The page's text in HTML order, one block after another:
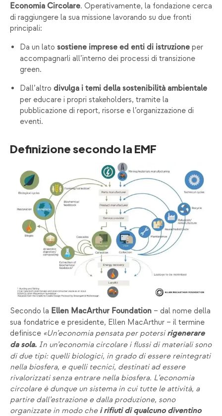
Economia Circolare. Operativamente, la fondazione cerca
di raggiungere la sua missione lavorando su due fronti
principali:
Da un lato sostiene imprese ed enti di istruzione per
accompagnarli all’interno dei processi di transizione
green.
Dall’altro divulga i temi della sostenibilità ambientale
per educare i propri stakeholders, tramite la
pubblicazione di report, risorse e l’organizzazione di
eventi.
Definizione secondo la EMF
Secondo la Ellen MacArthur Foundation – dal nome della
sua fondatrice e presidente, Ellen MacArthur – il termine
definisce «Un’economia pensata per potersi rigenerare
da sola. In un’economia circolare i flussi di materiali sono
di due tipi: quelli biologici, in grado di essere reintegrati
nella biosfera, e quelli tecnici, destinati ad essere
rivalorizzati senza entrare nella biosfera. L’economia
circolare è dunque un sistema in cui tutte le attività, a
partire dall’estrazione e dalla produzione, sono
organizzate in modo che i rifiuti di qualcuno diventino